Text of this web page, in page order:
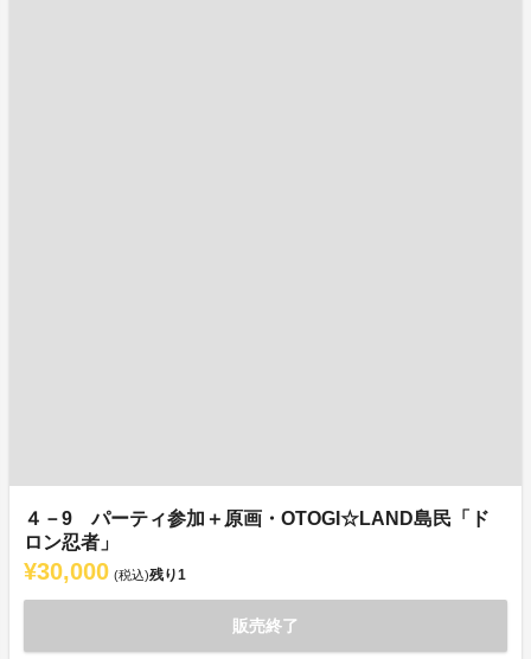
４－9 パーティ参加＋原画・OTOGI☆LAND島民「ド
ロン忍者」
¥30,000 (税込)残り1
販売終了